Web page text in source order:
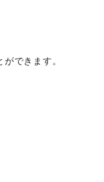
できます。